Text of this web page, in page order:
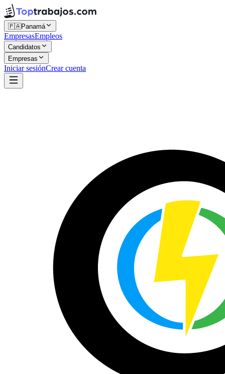
🇵🇦Panamá
EmpresasEmpleos
Candidatos
Empresas
Iniciar sesiónCrear cuenta